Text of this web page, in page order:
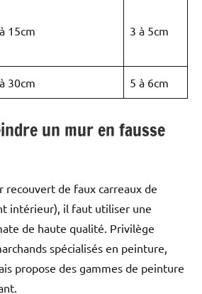
15cm 3 à 5cm
30cm 5 à 6cm
un mur en fausse
recouvert de faux carreaux de
intérieur), il faut utiliser une
de haute qualité. Privilège
spécialisés en peinture,
propose des gammes de peinture